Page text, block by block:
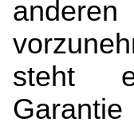
steht